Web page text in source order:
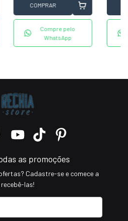
COMPRAR
Compre pelo
WhatsApp
as promoções
Cadastre-se e comece a
recebê-las!